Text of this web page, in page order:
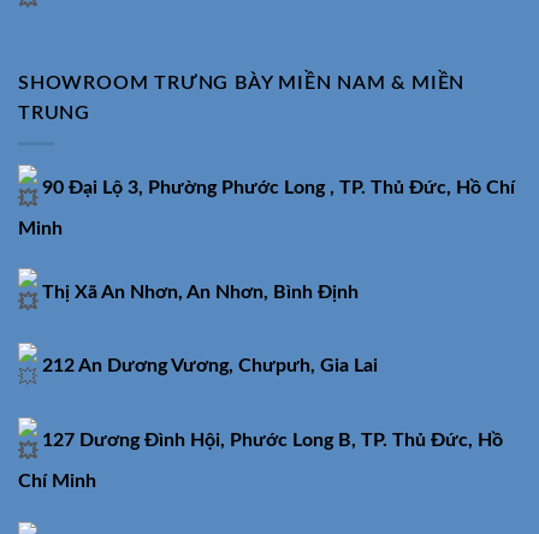
SHOWROOM TRƯNG BÀY MIỀN NAM & MIỀN
TRUNG
90 Đại Lộ 3, Phường Phước Long , TP. Thủ Đức, Hồ Chí
Minh
Thị Xã An Nhơn, An Nhơn, Bình Định
212 An Dương Vương, Chưpưh, Gia Lai
127 Dương Đình Hội, Phước Long B, TP. Thủ Đức, Hồ
Chí Minh